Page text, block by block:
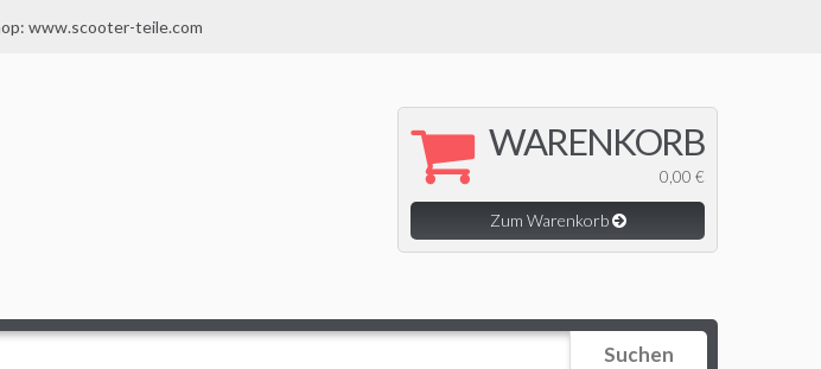
www.scooter-teile.com
WARENKORB
0,00 €
Zum Warenkorb
Suchen